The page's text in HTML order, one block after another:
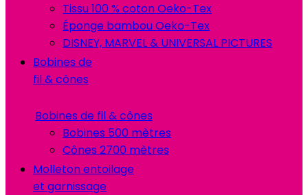
Tissu 100 % coton Oeko-Tex
Éponge bambou Oeko-Tex
DISNEY, MARVEL & UNIVERSAL PICTURES
Bobines de
fil & cônes
Bobines de fil & cônes
Bobines 500 mètres
Cônes 2700 mètres
Molleton entoilage
et garnissage